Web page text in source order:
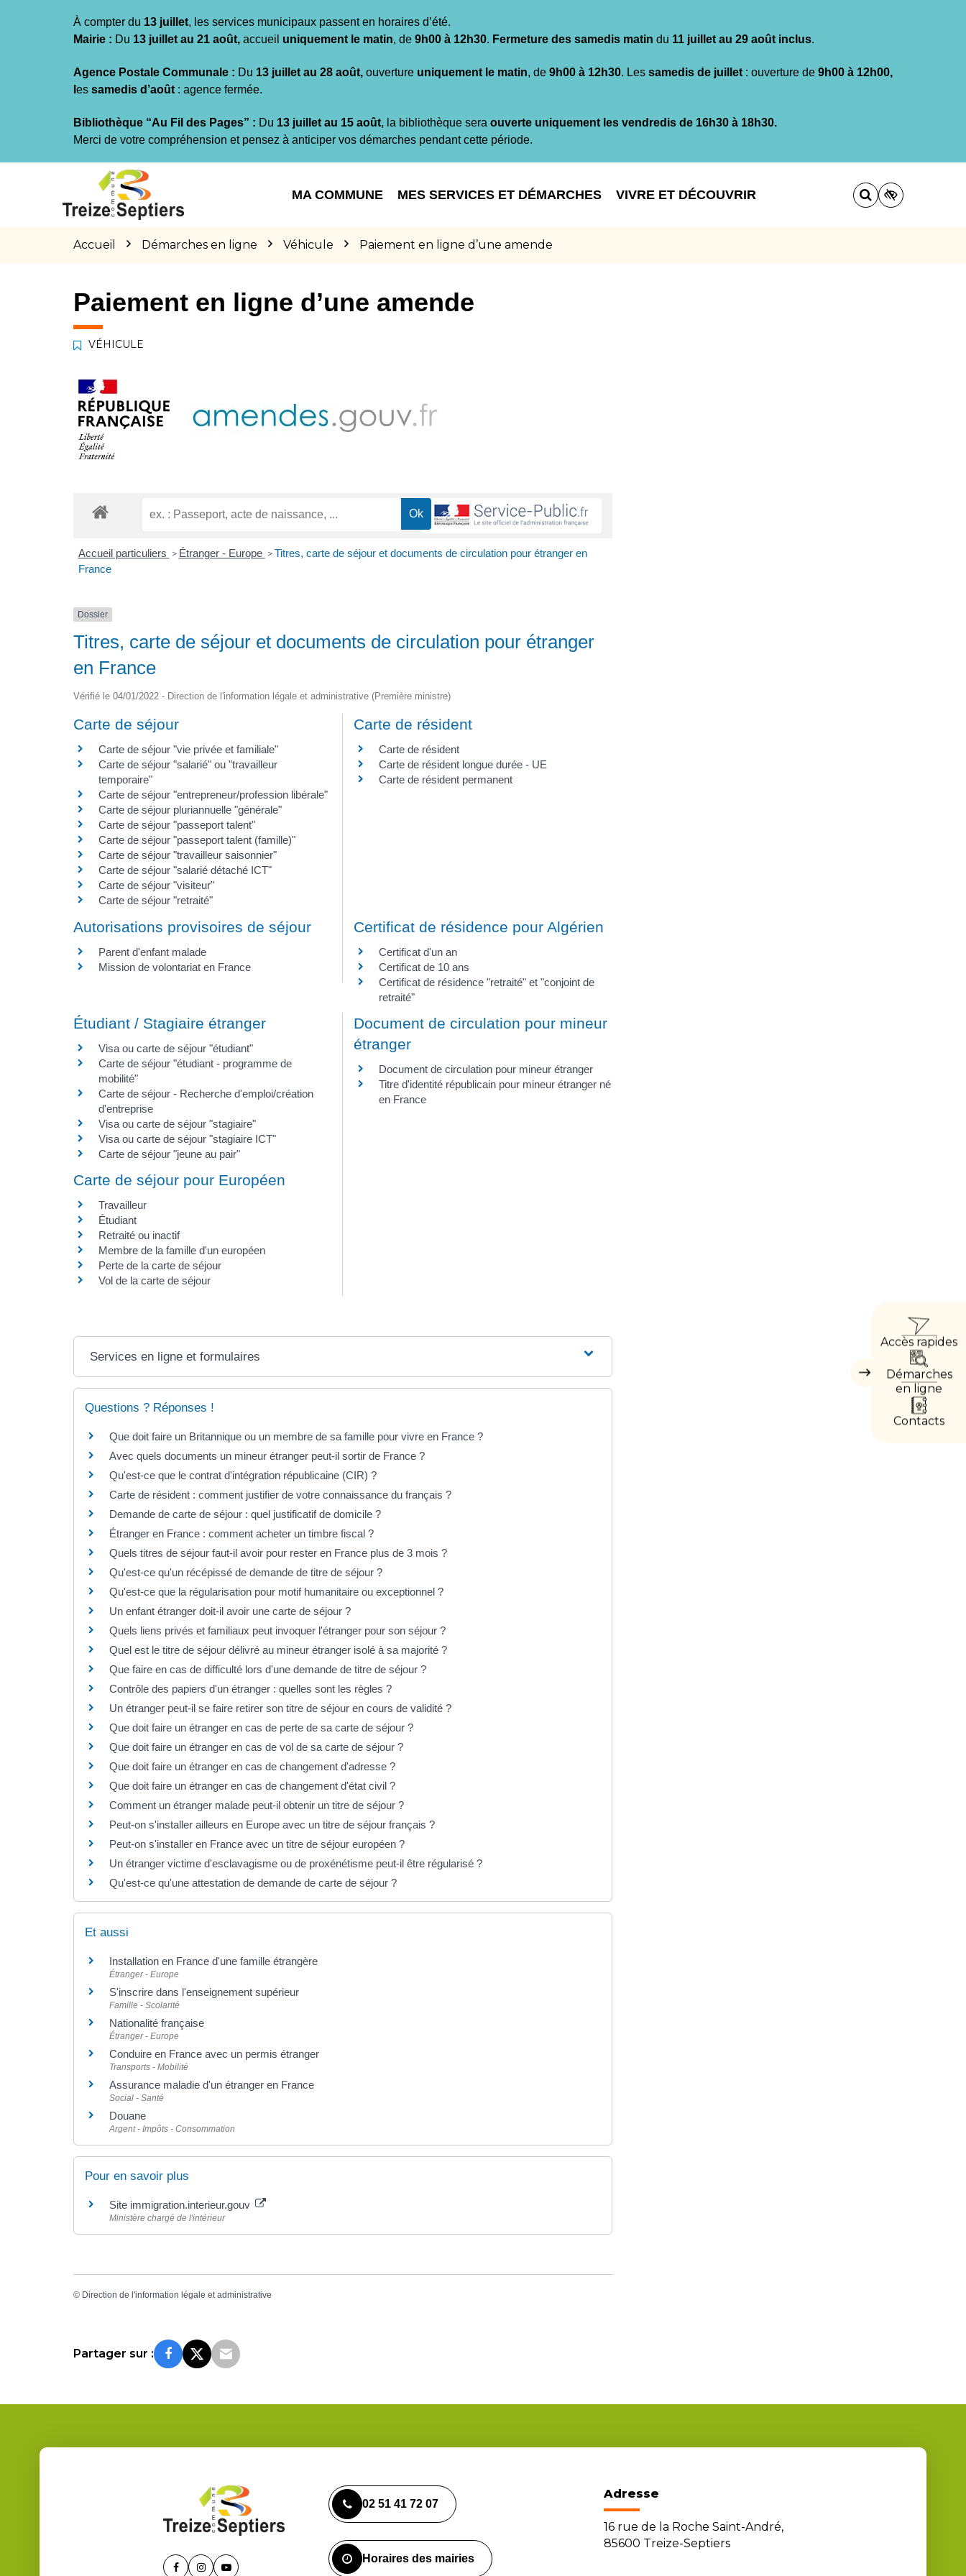
À compter du 13 juillet, les services municipaux passent en horaires d’été.
Mairie : Du 13 juillet au 21 août, accueil uniquement le matin, de 9h00 à 12h30. Fermeture des samedis matin du 11 juillet au 29 août inclus.
Agence Postale Communale : Du 13 juillet au 28 août, ouverture uniquement le matin, de 9h00 à 12h30. Les samedis de juillet : ouverture de 9h00 à 12h00,
es samedis d’août : agence fermée.
Bibliothèque “Au Fil des Pages” : Du 13 juillet au 15 août, la bibliothèque sera ouverte uniquement les vendredis de 16h30 à 18h30.
Merci de votre compréhension et pensez à anticiper vos démarches pendant cette période.
MA COMMUNE MES SERVICES ET DÉMARCHES VIVRE ET DÉCOUVRIR
Accueil Démarches en ligne Véhicule Paiement en ligne d’une amende
Masquer
Accès rapides
Démarches
en ligne
Contacts
Paiement en ligne d’une amende
VÉHICULE
Accueil particuliers > Étranger - Europe > Titres, carte de séjour et documents de circulation pour étranger en
France
Dossier
Titres, carte de séjour et documents de circulation pour étranger
en France
Vérifié le 04/01/2022 - Direction de l'information légale et administrative (Première ministre)
Carte de séjour
Carte de séjour "vie privée et familiale"
Carte de séjour "salarié" ou "travailleur
temporaire"
Carte de séjour "entrepreneur/profession libérale"
Carte de séjour pluriannuelle "générale"
Carte de séjour "passeport talent"
Carte de séjour "passeport talent (famille)"
Carte de séjour "travailleur saisonnier"
Carte de séjour "salarié détaché ICT"
Carte de séjour "visiteur"
Carte de séjour "retraité"
Carte de résident
Carte de résident
Carte de résident longue durée - UE
Carte de résident permanent
Autorisations provisoires de séjour
Parent d'enfant malade
Mission de volontariat en France
Certificat de résidence pour Algérien
Certificat d'un an
Certificat de 10 ans
Certificat de résidence "retraité" et "conjoint de
retraité"
Étudiant / Stagiaire étranger
Visa ou carte de séjour "étudiant"
Carte de séjour "étudiant - programme de
mobilité"
Carte de séjour - Recherche d'emploi/création
d'entreprise
Visa ou carte de séjour "stagiaire"
Visa ou carte de séjour "stagiaire ICT"
Carte de séjour "jeune au pair"
Document de circulation pour mineur
étranger
Document de circulation pour mineur étranger
Titre d'identité républicain pour mineur étranger né
en France
Carte de séjour pour Européen
Travailleur
Étudiant
Retraité ou inactif
Membre de la famille d'un européen
Perte de la carte de séjour
Vol de la carte de séjour
Services en ligne et formulaires
Questions ? Réponses !
Que doit faire un Britannique ou un membre de sa famille pour vivre en France ?
Avec quels documents un mineur étranger peut-il sortir de France ?
Qu'est-ce que le contrat d'intégration républicaine (CIR) ?
Carte de résident : comment justifier de votre connaissance du français ?
Demande de carte de séjour : quel justificatif de domicile ?
Étranger en France : comment acheter un timbre fiscal ?
Quels titres de séjour faut-il avoir pour rester en France plus de 3 mois ?
Qu'est-ce qu'un récépissé de demande de titre de séjour ?
Qu'est-ce que la régularisation pour motif humanitaire ou exceptionnel ?
Un enfant étranger doit-il avoir une carte de séjour ?
Quels liens privés et familiaux peut invoquer l'étranger pour son séjour ?
Quel est le titre de séjour délivré au mineur étranger isolé à sa majorité ?
Que faire en cas de difficulté lors d'une demande de titre de séjour ?
Contrôle des papiers d'un étranger : quelles sont les règles ?
Un étranger peut-il se faire retirer son titre de séjour en cours de validité ?
Que doit faire un étranger en cas de perte de sa carte de séjour ?
Que doit faire un étranger en cas de vol de sa carte de séjour ?
Que doit faire un étranger en cas de changement d'adresse ?
Que doit faire un étranger en cas de changement d'état civil ?
Comment un étranger malade peut-il obtenir un titre de séjour ?
Peut-on s'installer ailleurs en Europe avec un titre de séjour français ?
Peut-on s'installer en France avec un titre de séjour européen ?
Un étranger victime d'esclavagisme ou de proxénétisme peut-il être régularisé ?
Qu'est-ce qu'une attestation de demande de carte de séjour ?
Et aussi
Installation en France d'une famille étrangère
Étranger - Europe
S'inscrire dans l'enseignement supérieur
Famille - Scolarité
Nationalité française
Étranger - Europe
Conduire en France avec un permis étranger
Transports - Mobilité
Assurance maladie d'un étranger en France
Social - Santé
Douane
Argent - Impôts - Consommation
Pour en savoir plus
Site immigration.interieur.gouv
Ministère chargé de l'intérieur
© Direction de l'information légale et administrative
Partager sur :
02 51 41 72 07
Horaires des mairies
Adresse
16 rue de la Roche Saint-André,
85600 Treize-Septiers